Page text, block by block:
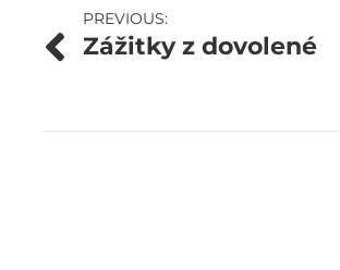
Navigace
pro
PREVIOUS:
Zážitky z dovolené